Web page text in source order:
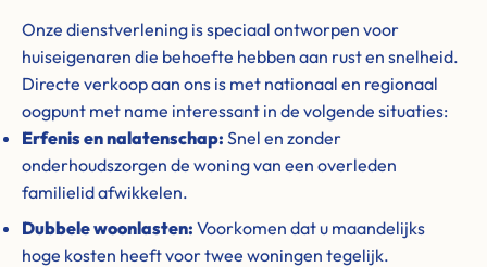
Onze dienstverlening is speciaal ontworpen voor
huiseigenaren die behoefte hebben aan rust en snelheid.
Directe verkoop aan ons is met nationaal en regionaal
oogpunt met name interessant in de volgende situaties:
Erfenis en nalatenschap: Snel en zonder
onderhoudszorgen de woning van een overleden
familielid afwikkelen.
Dubbele woonlasten: Voorkomen dat u maandelijks
hoge kosten heeft voor twee woningen tegelijk.